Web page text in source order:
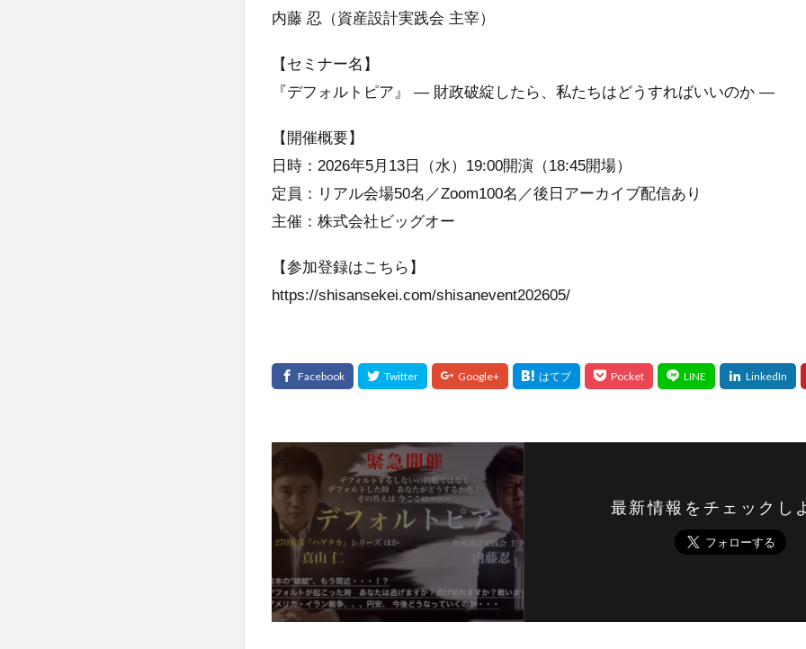
内藤 忍（資産設計実践会 主宰）
【セミナー名】
『デフォルトピア』 ― 財政破綻したら、私たちはどうすればいいのか ―
【開催概要】
日時：2026年5月13日（水）19:00開演（18:45開場）
定員：リアル会場50名／Zoom100名／後日アーカイブ配信あり
主催：株式会社ビッグオー
【参加登録はこちら】
https://shisansekei.com/shisanevent202605/
最新情報をチェックし